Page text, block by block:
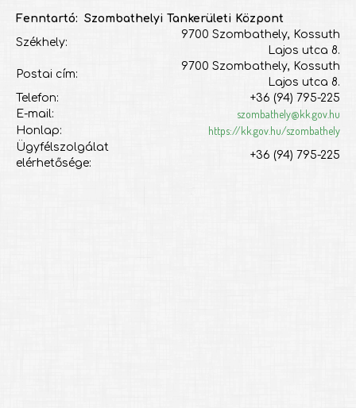
Fenntartó: Szombathelyi Tankerületi Központ
Székhely:
9700 Szombathely, Kossuth
Lajos utca 8.
Postai cím:
9700 Szombathely, Kossuth
Lajos utca 8.
Telefon:
+36 (94) 795-225
E-mail:
szombathely@kk.gov.hu
Honlap: https://kk.gov.hu/szombathely
Ügyfélszolgálat
elérhetősége:
+36 (94) 795-225